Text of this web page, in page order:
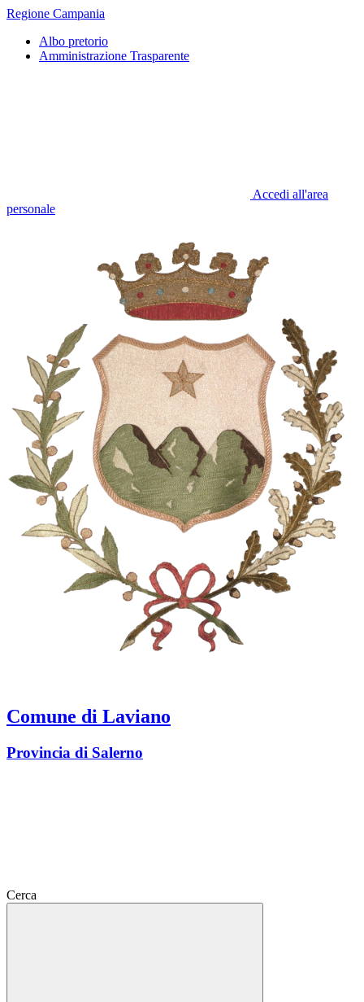
Regione Campania
Albo pretorio
Amministrazione Trasparente
Accedi all'area
personale
Comune di Laviano
Provincia di Salerno
Cerca